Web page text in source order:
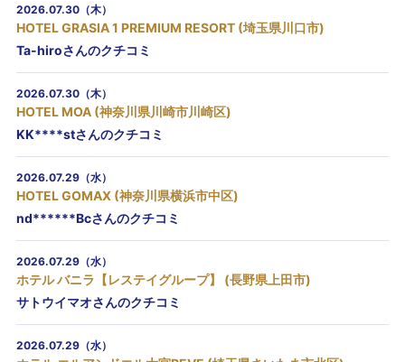
2026.07.30（木）
HOTEL GRASIA 1 PREMIUM RESORT (埼玉県川口市)
Ta-hiroさんのクチコミ
2026.07.30（木）
HOTEL MOA (神奈川県川崎市川崎区)
KK****stさんのクチコミ
2026.07.29（水）
HOTEL GOMAX (神奈川県横浜市中区)
nd******Bcさんのクチコミ
2026.07.29（水）
ホテル バニラ【レステイグループ】 (長野県上田市)
サトウイマオさんのクチコミ
2026.07.29（水）